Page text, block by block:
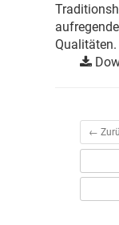
Qualitäten.
←